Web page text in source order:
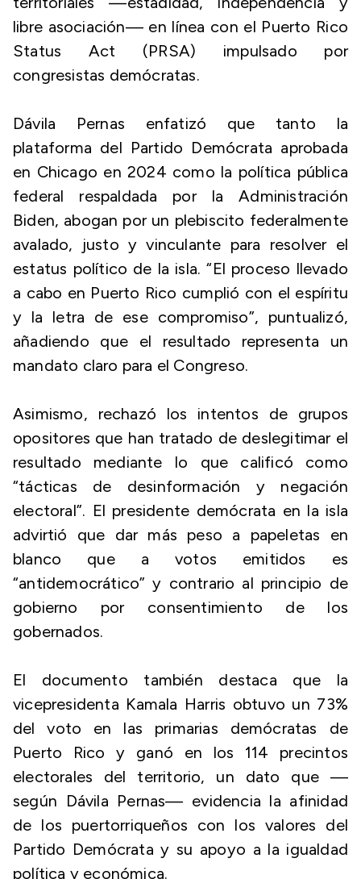
libre asociación— en línea con el Puerto Rico
Status Act (PRSA) impulsado por
congresistas demócratas.
Dávila Pernas enfatizó que tanto la
plataforma del Partido Demócrata aprobada
en Chicago en 2024 como la política pública
federal respaldada por la Administración
Biden, abogan por un plebiscito federalmente
avalado, justo y vinculante para resolver el
estatus político de la isla. “El proceso llevado
a cabo en Puerto Rico cumplió con el espíritu
y la letra de ese compromiso”, puntualizó,
añadiendo que el resultado representa un
mandato claro para el Congreso.
Asimismo, rechazó los intentos de grupos
opositores que han tratado de deslegitimar el
resultado mediante lo que calificó como
“tácticas de desinformación y negación
electoral”. El presidente demócrata en la isla
advirtió que dar más peso a papeletas en
blanco que a votos emitidos es
“antidemocrático” y contrario al principio de
gobierno por consentimiento de los
gobernados.
El documento también destaca que la
vicepresidenta Kamala Harris obtuvo un 73%
del voto en las primarias demócratas de
Puerto Rico y ganó en los 114 precintos
electorales del territorio, un dato que —
según Dávila Pernas— evidencia la afinidad
de los puertorriqueños con los valores del
Partido Demócrata y su apoyo a la igualdad
política y económica.